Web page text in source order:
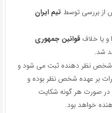
از بررسی توسط تیم ایران
و یا خلاف قوانین جمهوری
شد.
شخص نظر دهنده ثبت می شود و
بر عهده شخص نظر بوده و
در صورت هر گونه شکایت
خواهد بود.